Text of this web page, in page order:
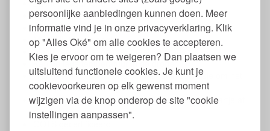
persoonlijke aanbiedingen kunnen doen. Meer
informatie vind je in onze privacyverklaring. Klik
op "Alles Oké" om alle cookies te accepteren.
Kies je ervoor om te weigeren? Dan plaatsen we
uitsluitend functionele cookies. Je kunt je
cookievoorkeuren op elk gewenst moment
wijzigen via de knop onderop de site "cookie
instellingen aanpassen".
Zacht en ademend
Gemaakt van 2 lagen 100% biologisch katoen
Absorberende kern van 100% biologisch katoen
Met PUL tussenlaagje
Machinewasbaar op maximaal 60 graden
Kan op lage temperatuur in de droger
Niet geschikt voor shorts omdat het inlegkruisje om het
broekje wordt bevestigd
Labels kunnen er voorzichtig met een nagelschaartje af
geknipt worden
GOTS gecertificeerd